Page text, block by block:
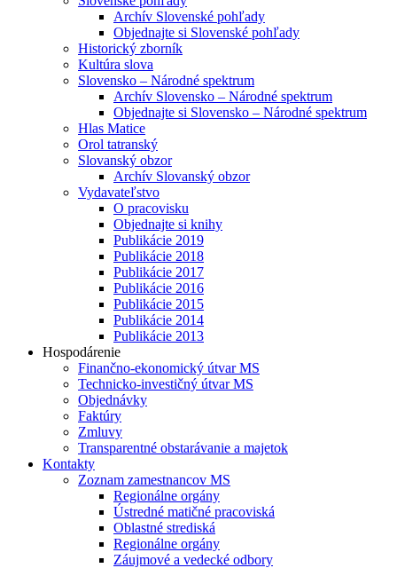
Archív Slovenské pohľady
Objednajte si Slovenské pohľady
Historický zborník
Kultúra slova
Slovensko – Národné spektrum
Archív Slovensko – Národné spektrum
Objednajte si Slovensko – Národné spektrum
Hlas Matice
Orol tatranský
Slovanský obzor
Archív Slovanský obzor
Vydavateľstvo
O pracovisku
Objednajte si knihy
Publikácie 2019
Publikácie 2018
Publikácie 2017
Publikácie 2016
Publikácie 2015
Publikácie 2014
Publikácie 2013
Hospodárenie
Finančno-ekonomický útvar MS
Technicko-investičný útvar MS
Objednávky
Faktúry
Zmluvy
Transparentné obstarávanie a majetok
Kontakty
Zoznam zamestnancov MS
Regionálne orgány
Ústredné matičné pracoviská
Oblastné strediská
Regionálne orgány
Záujmové a vedecké odbory